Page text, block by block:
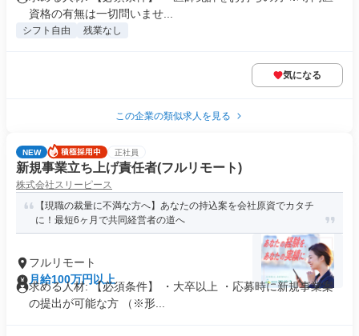
資格の有無は一切問いませ...
シフト自由 残業なし
気になる
この企業の類似求人を見る
NEW 正社員
新規事業立ち上げ責任者(フルリモート)
株式会社スリーピース
【現職の裁量に不満な方へ】あなたの持込案を会社原資でカタチ
に！最短6ヶ月で共同経営者の道へ
フルリモート
月給100万円以上
求める人材: 【必須条件】 ・大卒以上 ・応募時に新規事業案
の提出が可能な方 （※形...